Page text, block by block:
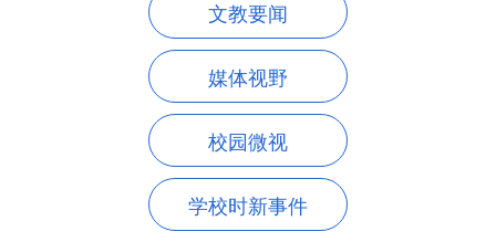
文教要闻
媒体视野
校园微视
学校时新事件